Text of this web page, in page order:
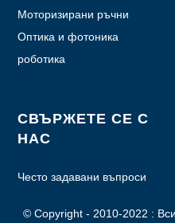
Моторизирани ръчни
устройства
Оптика и фотоника
роботика
СВЪРЖЕТЕ СЕ С
НАС
Често задавани въпроси
© Copyright - 2010-2022 :